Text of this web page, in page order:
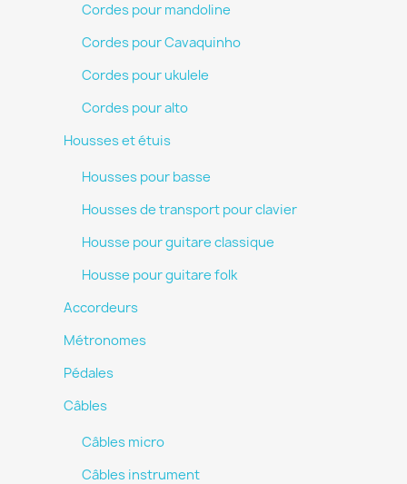
Cordes pour mandoline
Cordes pour Cavaquinho
Cordes pour ukulele
Cordes pour alto
Housses et étuis
Housses pour basse
Housses de transport pour clavier
Housse pour guitare classique
Housse pour guitare folk
Accordeurs
Métronomes
Pédales
Câbles
Câbles micro
Câbles instrument